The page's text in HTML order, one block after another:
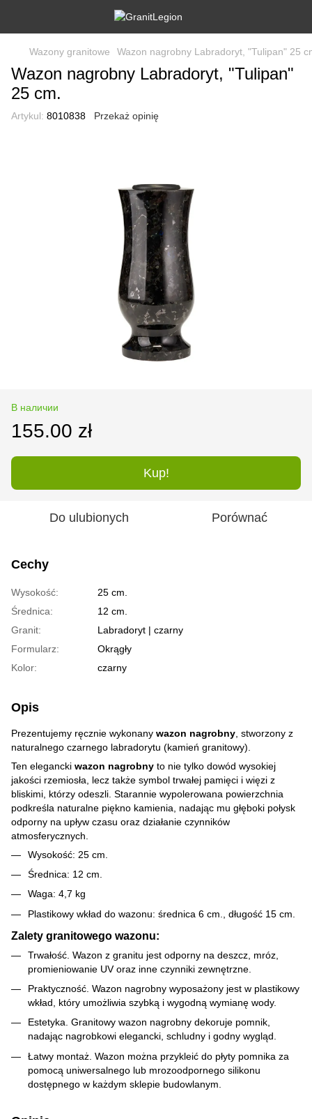
Wazony granitowe Wazon nagrobny Labradoryt, "Tulipan" 25
Wazon nagrobny Labradoryt, "Tulipan"
25 cm.
Artykul: 8010838 Przekaż opinię
В наличии
155.00 zł
Kup!
Do ulubionych Porównać
Cechy
Wysokość:
25 cm.
Średnica:
12 cm.
Granit:
Labradoryt | czarny
Formularz:
Okrągły
Kolor:
czarny
Opis
Prezentujemy ręcznie wykonany wazon nagrobny , stworzony z
naturalnego czarnego labradorytu (kamień granitowy).
Ten elegancki wazon nagrobny to nie tylko dowód wysokiej
jakości rzemiosła, lecz także symbol trwałej pamięci i więzi z
bliskimi, którzy odeszli. Starannie wypolerowana powierzchnia
podkreśla naturalne piękno kamienia, nadając mu głęboki połysk
odporny na upływ czasu oraz działanie czynników
atmosferycznych.
Wysokość: 25 cm.
Średnica: 12 cm.
Waga: 4,7 kg
Plastikowy wkład do wazonu: średnica 6 cm., długość 15 cm.
Zalety granitowego wazonu:
Trwałość. Wazon z granitu jest odporny na deszcz, mróz,
promieniowanie UV oraz inne czynniki zewnętrzne.
Praktyczność. Wazon nagrobny wyposażony jest w plastikowy
wkład, który umożliwia szybką i wygodną wymianę wody.
Estetyka. Granitowy wazon nagrobny dekoruje pomnik,
nadając nagrobkowi elegancki, schludny i godny wygląd.
Łatwy montaż. Wazon można przykleić do płyty pomnika za
pomocą uniwersalnego lub mrozoodpornego silikonu
dostępnego w każdym sklepie budowlanym.